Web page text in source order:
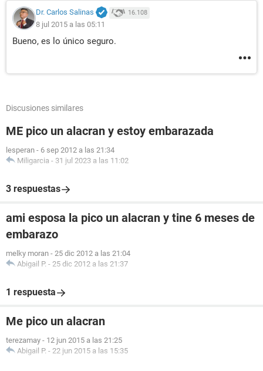
Dr. Carlos Salinas 16.108
8 jul 2015 a las 05:11
Bueno, es lo único seguro.
Discusiones similares
ME pico un alacran y estoy embarazada
lesperan - 6 sep 2012 a las 21:34
Miligarcia - 31 jul 2023 a las 11:02
3 respuestas
ami esposa la pico un alacran y tine 6 meses de
embarazo
melky moran - 25 dic 2012 a las 21:04
Abigail P. - 25 dic 2012 a las 21:37
1 respuesta
Me pico un alacran
terezamay - 12 jun 2015 a las 21:25
Abigail P. - 22 jun 2015 a las 15:35